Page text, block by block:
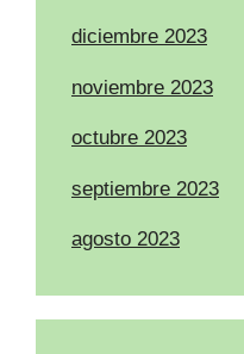
diciembre 2023
noviembre 2023
octubre 2023
septiembre 2023
agosto 2023